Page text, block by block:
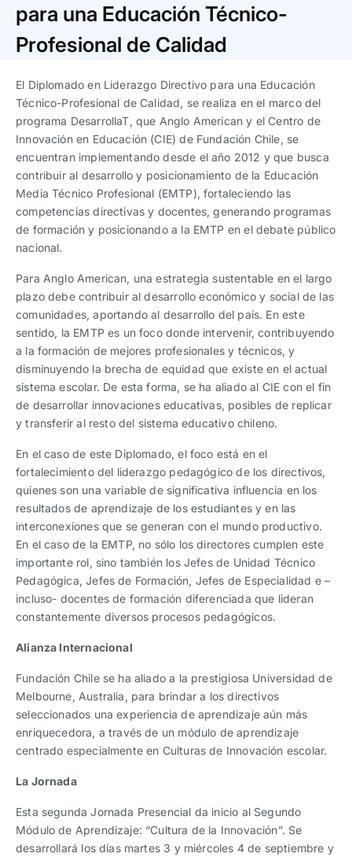
Trabaja con nosotros
Ver todo
Español|English
Ver todas
Español|English
Ver todas
Español|English
progresivos de gestión
Ver todos
Español|English
para una Educación Técnico-
Profesional de Calidad
El Diplomado en Liderazgo Directivo para una Educación
Técnico-Profesional de Calidad, se realiza en el marco del
programa DesarrollaT, que Anglo American y el Centro de
Innovación en Educación (CIE) de Fundación Chile, se
encuentran implementando desde el año 2012 y que busca
contribuir al desarrollo y posicionamiento de la Educación
Media Técnico Profesional (EMTP), fortaleciendo las
competencias directivas y docentes, generando programas
de formación y posicionando a la EMTP en el debate público
nacional.
Para Anglo American, una estrategia sustentable en el largo
plazo debe contribuir al desarrollo económico y social de las
comunidades, aportando al desarrollo del país. En este
sentido, la EMTP es un foco donde intervenir, contribuyendo
a la formación de mejores profesionales y técnicos, y
disminuyendo la brecha de equidad que existe en el actual
sistema escolar. De esta forma, se ha aliado al CIE con el fin
de desarrollar innovaciones educativas, posibles de replicar
y transferir al resto del sistema educativo chileno.
En el caso de este Diplomado, el foco está en el
fortalecimiento del liderazgo pedagógico de los directivos,
quienes son una variable de significativa influencia en los
resultados de aprendizaje de los estudiantes y en las
interconexiones que se generan con el mundo productivo.
En el caso de la EMTP, no sólo los directores cumplen este
importante rol, sino también los Jefes de Unidad Técnico
Pedagógica, Jefes de Formación, Jefes de Especialidad e –
incluso- docentes de formación diferenciada que lideran
constantemente diversos procesos pedagógicos.
Alianza Internacional
Fundación Chile se ha aliado a la prestigiosa Universidad de
Melbourne, Australia, para brindar a los directivos
seleccionados una experiencia de aprendizaje aún más
enriquecedora, a través de un módulo de aprendizaje
centrado especialmente en Culturas de Innovación escolar.
La Jornada
Esta segunda Jornada Presencial da inicio al Segundo
Módulo de Aprendizaje: “Cultura de la Innovación”. Se
desarrollará los días martes 3 y miércoles 4 de septiembre y